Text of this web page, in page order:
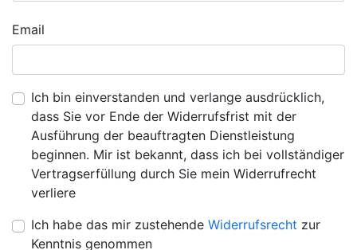
Email
Ich bin einverstanden und verlange ausdrücklich,
dass Sie vor Ende der Widerrufsfrist mit der
Ausführung der beauftragten Dienstleistung
beginnen. Mir ist bekannt, dass ich bei vollständiger
Vertragserfüllung durch Sie mein Widerrufrecht
verliere
Ich habe das mir zustehende Widerrufsrecht zur
Kenntnis genommen